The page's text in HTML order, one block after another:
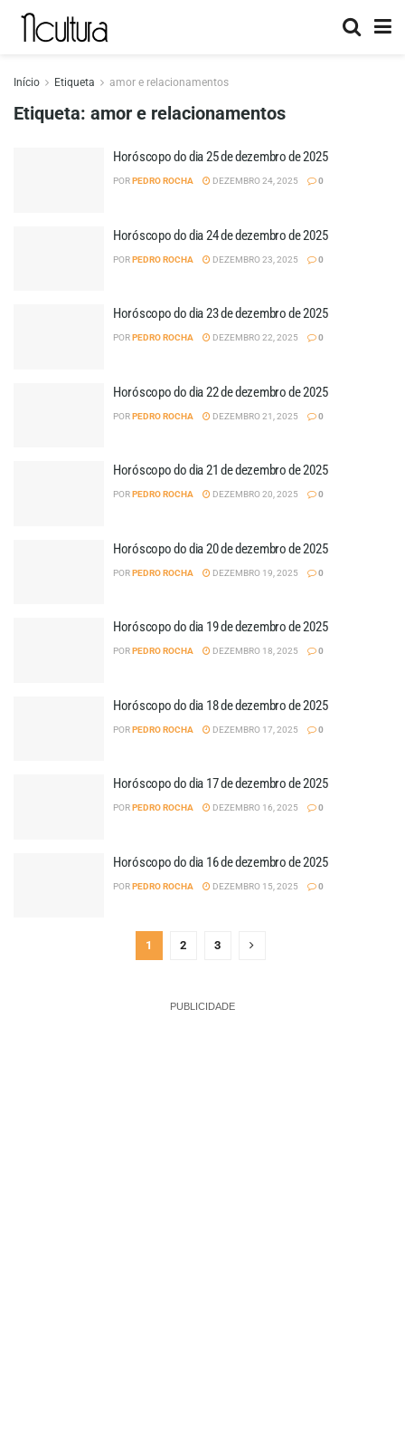
Início Etiqueta amor e relacionamentos
Etiqueta: amor e relacionamentos
Horóscopo do dia 25 de dezembro de 2025
PORPEDRO ROCHA DEZEMBRO 24, 2025 0
Horóscopo do dia 24 de dezembro de 2025
PORPEDRO ROCHA DEZEMBRO 23, 2025 0
Horóscopo do dia 23 de dezembro de 2025
PORPEDRO ROCHA DEZEMBRO 22, 2025 0
Horóscopo do dia 22 de dezembro de 2025
PORPEDRO ROCHA DEZEMBRO 21, 2025 0
Horóscopo do dia 21 de dezembro de 2025
PORPEDRO ROCHA DEZEMBRO 20, 2025 0
Horóscopo do dia 20 de dezembro de 2025
PORPEDRO ROCHA DEZEMBRO 19, 2025 0
Horóscopo do dia 19 de dezembro de 2025
PORPEDRO ROCHA DEZEMBRO 18, 2025 0
Horóscopo do dia 18 de dezembro de 2025
PORPEDRO ROCHA DEZEMBRO 17, 2025 0
Horóscopo do dia 17 de dezembro de 2025
PORPEDRO ROCHA DEZEMBRO 16, 2025 0
Horóscopo do dia 16 de dezembro de 2025
PORPEDRO ROCHA DEZEMBRO 15, 2025 0
1 2 3
PUBLICIDADE